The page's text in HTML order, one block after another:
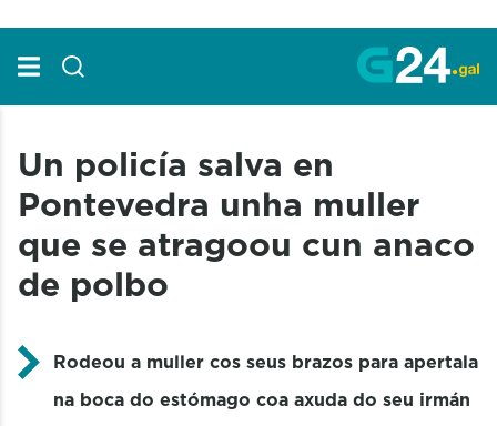
Un policía salva en
Pontevedra unha muller
que se atragoou cun anaco
de polbo
Rodeou a muller cos seus brazos para apertala
na boca do estómago coa axuda do seu irmán